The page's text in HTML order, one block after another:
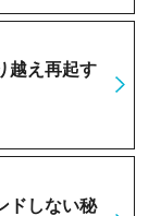
越え再起す
ドしない秘